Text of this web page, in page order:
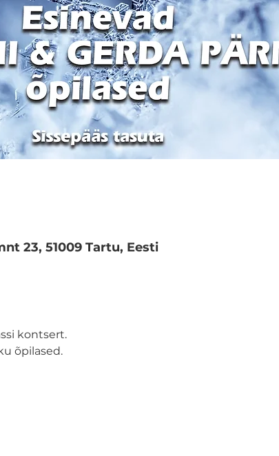
23, 51009 Tartu, Eesti
kontsert.
õpilased.